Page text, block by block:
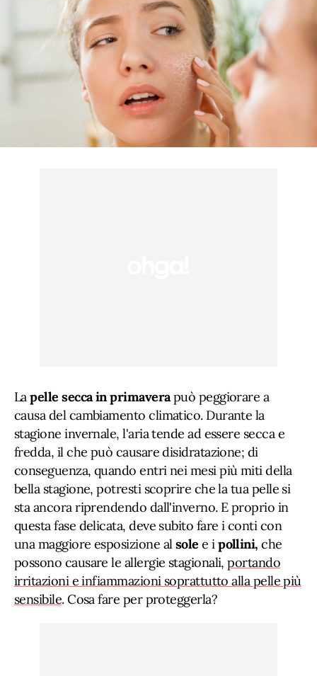
Lapelle secca in primaverapuò peggiorare a
causa del cambiamento climatico. Durante la
stagione invernale, l'aria tende ad essere secca e
fredda, il che può causare disidratazione; di
conseguenza, quando entri nei mesi più miti della
bella stagione, potresti scoprire che la tua pelle si
sta ancora riprendendo dall'inverno. E proprio in
questa fase delicata, deve subito fare i conti con
una maggiore esposizione alsolee ipollini,che
possono causare le allergie stagionali,portando
irritazioni e infiammazioni soprattutto alla pelle più
sensibile. Cosa fare per proteggerla?